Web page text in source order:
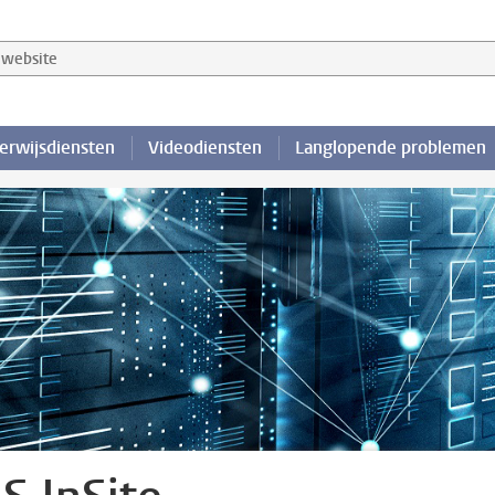
Videodiensten Langlopende problemen